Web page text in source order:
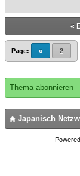
«
Page: « 2
Thema abonnieren
Japanisch